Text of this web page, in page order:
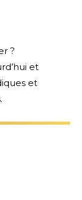
?
et
et